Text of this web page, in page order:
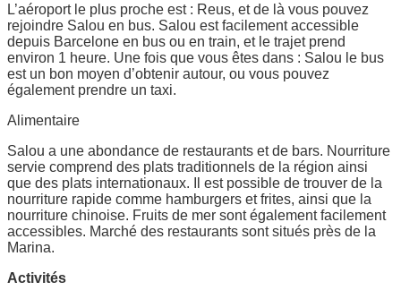
L’aéroport le plus proche est : Reus, et de là vous pouvez
rejoindre Salou en bus. Salou est facilement accessible
depuis Barcelone en bus ou en train, et le trajet prend
environ 1 heure. Une fois que vous êtes dans : Salou le bus
est un bon moyen d’obtenir autour, ou vous pouvez
également prendre un taxi.
Alimentaire
Salou a une abondance de restaurants et de bars. Nourriture
servie comprend des plats traditionnels de la région ainsi
que des plats internationaux. Il est possible de trouver de la
nourriture rapide comme hamburgers et frites, ainsi que la
nourriture chinoise. Fruits de mer sont également facilement
accessibles. Marché des restaurants sont situés près de la
Marina.
Activités